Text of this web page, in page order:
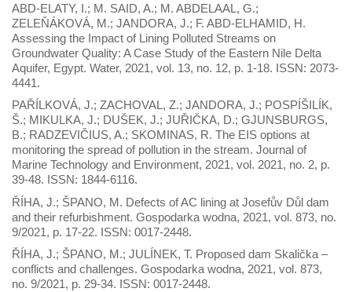
ABD-ELATY, I.; M. SAID, A.; M. ABDELAAL, G.;
ZELEŇÁKOVÁ, M.; JANDORA, J.; F. ABD-ELHAMID, H.
Assessing the Impact of Lining Polluted Streams on
Groundwater Quality: A Case Study of the Eastern Nile Delta
Aquifer, Egypt. Water, 2021, vol. 13, no. 12, p. 1-18. ISSN: 2073-
4441.
PAŘÍLKOVÁ, J.; ZACHOVAL, Z.; JANDORA, J.; POSPÍŠILÍK,
Š.; MIKULKA, J.; DUŠEK, J.; JUŘIČKA, D.; GJUNSBURGS,
B.; RADZEVIČIUS, A.; SKOMINAS, R. The EIS options at
monitoring the spread of pollution in the stream. Journal of
Marine Technology and Environment, 2021, vol. 2021, no. 2, p.
39-48. ISSN: 1844-6116.
ŘÍHA, J.; ŠPANO, M. Defects of AC lining at Josefův Důl dam
and their refurbishment. Gospodarka wodna, 2021, vol. 873, no.
9/2021, p. 17-22. ISSN: 0017-2448.
ŘÍHA, J.; ŠPANO, M.; JULÍNEK, T. Proposed dam Skalička –
conflicts and challenges. Gospodarka wodna, 2021, vol. 873,
no. 9/2021, p. 29-34. ISSN: 0017-2448.